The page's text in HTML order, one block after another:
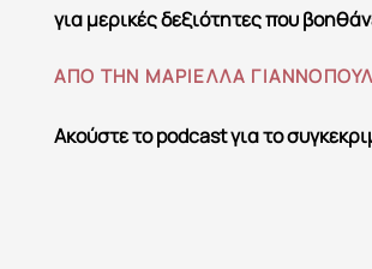
για μερικές δεξιότητες που
ΑΠΟ ΤΗΝ ΜΑΡΙΕΛΛΑ
Ακούστε το podcast για το